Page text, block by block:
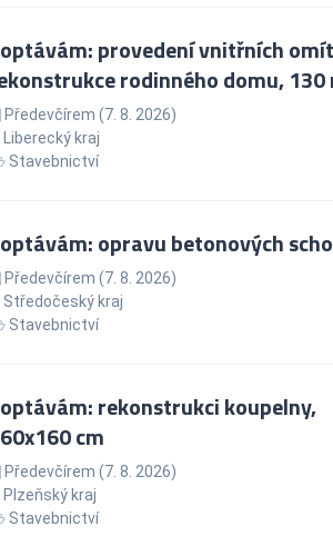
provedení vnitřních
rodinného domu, 130
Předevčírem (7. 8. 2026)
Liberecký kraj
Stavebnictví
opravu betonových
Předevčírem (7. 8. 2026)
Středočeský kraj
Stavebnictví
rekonstrukci koupelny,
cm
Předevčírem (7. 8. 2026)
Plzeňský kraj
Stavebnictví